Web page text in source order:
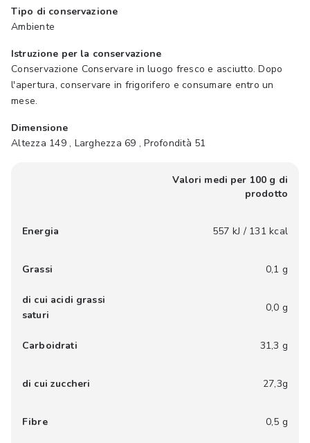
Tipo di conservazione
Ambiente
Istruzione per la conservazione
Conservazione Conservare in luogo fresco e asciutto. Dopo
l'apertura, conservare in frigorifero e consumare entro un
mese.
Dimensione
Altezza 149 , Larghezza 69 , Profondità 51
Valori medi per 100 g di
prodotto
Energia 557 kJ / 131 kcal
Grassi 0,1 g
di cui acidi grassi
saturi
0,0 g
Carboidrati 31,3 g
di cui zuccheri 27,3g
Fibre 0,5 g